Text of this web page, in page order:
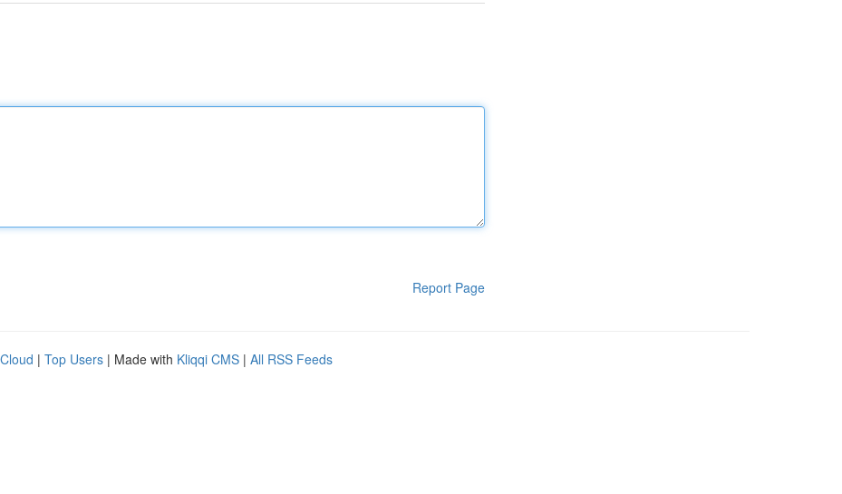
Report Page
| Top Users | Made with Kliqqi CMS | All RSS Feeds